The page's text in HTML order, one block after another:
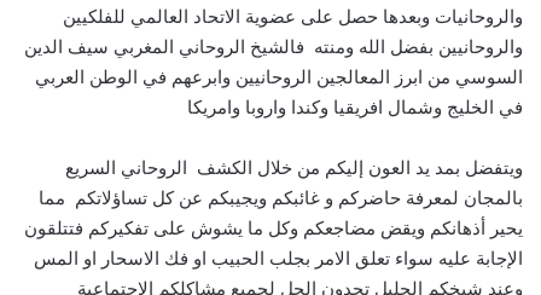
والروحانيات وبعدها حصل على عضوية الاتحاد العالمي للفلكيين
والروحانيين بفضل الله ومنته فالشيخ الروحاني المغربي سيف الدين
السوسي من ابرز المعالجين الروحانيين وابرعهم في الوطن العربي
في الخليج وشمال افريقيا وكندا واروبا وامريكا
ويتفضل بمد يد العون إليكم من خلال الكشف الروحاني السريع
بالمجان لمعرفة حاضركم و غائبكم ويجيبكم عن كل تساؤلاتكم مما
يحير أذهانكم ويقض مضاجعكم وكل ما يشوش على تفكيركم فتتلقون
الإجابة عليه سواء تعلق الامر بجلب الحبيب او فك الاسحار او المس
وعند شيخكم الجليل تجدون الحل لجميع مشاكلكم الاجتماعية